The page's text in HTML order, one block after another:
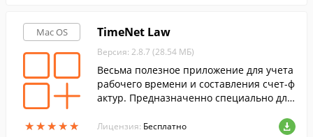
Mac OS
★★★★★
★★★★★
TimeNet Law
Версия: 2.8.7 (28.54 МБ)
Весьма полезное приложение для учета
рабочего времени и составления счет-ф
актур. Предназначенно специально для
Лицензия: Бесплатно